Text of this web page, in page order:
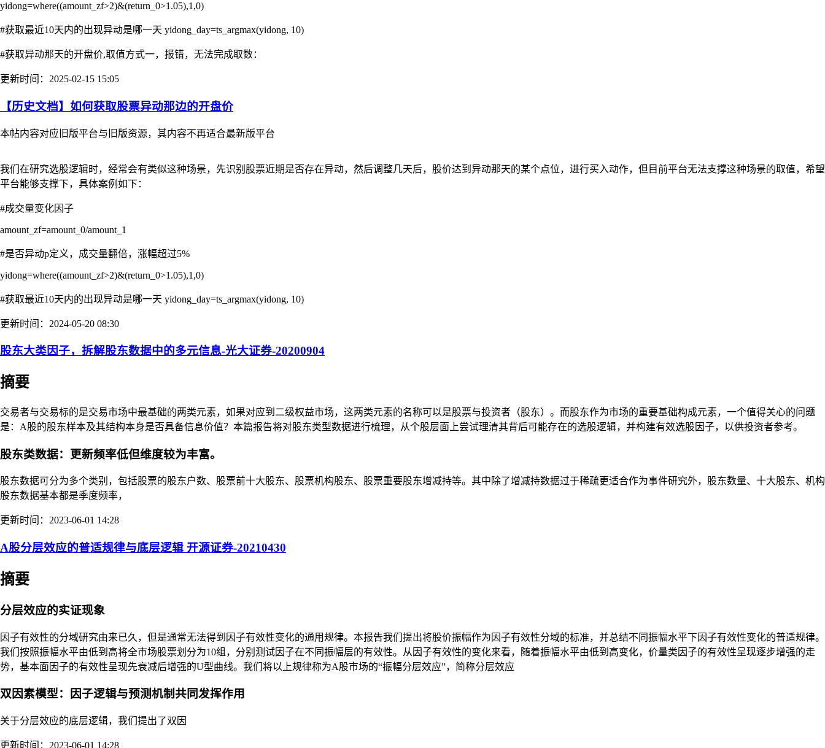
yidong=where((amount_zf>2)&(return_0>1.05),1,0)
#获取最近10天内的出现异动是哪一天 yidong_day=ts_argmax(yidong, 10)
#获取异动那天的开盘价,取值方式一，报错，无法完成取数：
更新时间：2025-02-15 15:05
【历史文档】如何获取股票异动那边的开盘价
本帖内容对应旧版平台与旧版资源，其内容不再适合最新版平台
我们在研究选股逻辑时，经常会有类似这种场景，先识别股票近期是否存在异动，然后调整几天后，股价达到异动那天的某个点位，进行买入动作，但目前平台无法支撑这种场景的取值，希望
平台能够支撑下，具体案例如下：
#成交量变化因子
amount_zf=amount_0/amount_1
#是否异动p定义，成交量翻倍，涨幅超过5%
yidong=where((amount_zf>2)&(return_0>1.05),1,0)
#获取最近10天内的出现异动是哪一天 yidong_day=ts_argmax(yidong, 10)
更新时间：2024-05-20 08:30
股东大类因子，拆解股东数据中的多元信息-光大证券-20200904
摘要
交易者与交易标的是交易市场中最基础的两类元素，如果对应到二级权益市场，这两类元素的名称可以是股票与投资者（股东）。而股东作为市场的重要基础构成元素，一个值得关心的问题
是：A股的股东样本及其结构本身是否具备信息价值？本篇报告将对股东类型数据进行梳理，从个股层面上尝试理清其背后可能存在的选股逻辑，并构建有效选股因子，以供投资者参考。
股东类数据：更新频率低但维度较为丰富。
股东数据可分为多个类别，包括股票的股东户数、股票前十大股东、股票机构股东、股票重要股东增减持等。其中除了增减持数据过于稀疏更适合作为事件研究外，股东数量、十大股东、机构
股东数据基本都是季度频率，
更新时间：2023-06-01 14:28
A股分层效应的普适规律与底层逻辑 开源证券-20210430
摘要
分层效应的实证现象
因子有效性的分域研究由来已久，但是通常无法得到因子有效性变化的通用规律。本报告我们提出将股价振幅作为因子有效性分域的标准，并总结不同振幅水平下因子有效性变化的普适规律。
我们按照振幅水平由低到高将全市场股票划分为10组，分别测试因子在不同振幅层的有效性。从因子有效性的变化来看，随着振幅水平由低到高变化，价量类因子的有效性呈现逐步增强的走
势，基本面因子的有效性呈现先衰减后增强的U型曲线。我们将以上规律称为A股市场的“振幅分层效应”，简称分层效应
双因素模型：因子逻辑与预测机制共同发挥作用
关于分层效应的底层逻辑，我们提出了双因
更新时间：2023-06-01 14:28